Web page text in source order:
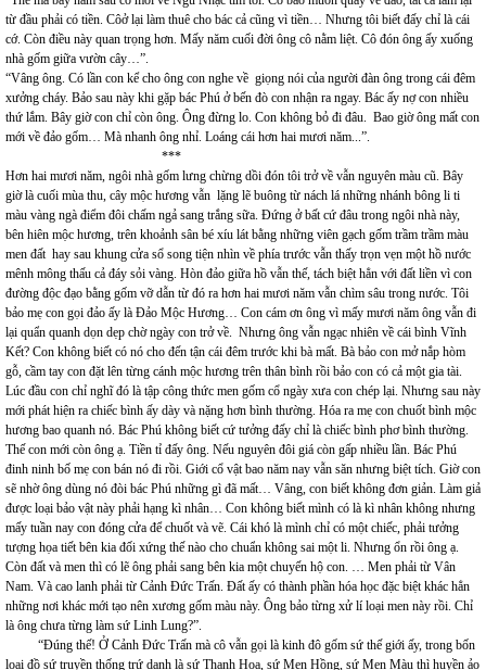
từ đầu phải có tiền. Côở lại làm thuê cho bác cả cũng vì tiền… Nhưng tôi biết đấy chỉ là cái
cớ. Còn điều này quan trọng hơn. Mấy năm cuối đời ông cô nằm liệt. Cô đón ông ấy xuống
nhà gốm giữa vườn cây…”.
“Vâng ông. Có lần con kể cho ông con nghe về giọng nói của người đàn ông trong cái đêm
xưởng cháy. Bảo sau này khi gặp bác Phú ở bến đò con nhận ra ngay. Bác ấy nợ con nhiều
thứ lắm. Bây giờ con chỉ còn ông. Ông đừng lo. Con không bỏ đi đâu. Bao giờ ông mất con
mới về đảo gốm… Mà nhanh ông nhỉ. Loáng cái hơn hai mươi năm...”.
***
Hơn hai mươi năm, ngôi nhà gốm lưng chừng dồi đón tôi trở về vẫn nguyên màu cũ. Bây
giờ là cuối mùa thu, cây mộc hương vẫn lặng lẽ buông từ nách lá những nhánh bông li ti
màu vàng ngà điểm đôi chấm ngả sang trắng sữa. Đứng ở bất cứ đâu trong ngôi nhà này,
bên hiên mộc hương, trên khoảnh sân bé xíu lát bằng những viên gạch gốm trầm trầm màu
men đất hay sau khung cửa sổ song tiện nhìn về phía trước vẫn thấy trọn vẹn một hồ nước
mênh mông thấu cả đáy sỏi vàng. Hòn đảo giữa hồ vẫn thế, tách biệt hẳn với đất liền vì con
đường độc đạo bằng gốm vỡ dẫn từ đó ra hơn hai mươi năm vẫn chìm sâu trong nước. Tôi
bảo mẹ con gọi đảo ấy là Đảo Mộc Hương… Con cám ơn ông vì mấy mươi năm ông vẫn đi
lại quẩn quanh dọn dẹp chờ ngày con trở về. Nhưng ông vẫn ngạc nhiên về cái bình Vĩnh
Kết? Con không biết có nó cho đến tận cái đêm trước khi bà mất. Bà bảo con mở nắp hòm
gỗ, cầm tay con đặt lên từng cánh mộc hương trên thân bình rồi bảo con có cả một gia tài.
Lúc đầu con chỉ nghĩ đó là tập công thức men gốm cổ ngày xưa con chép lại. Nhưng sau này
mới phát hiện ra chiếc bình ấy dày và nặng hơn bình thường. Hóa ra mẹ con chuốt bình mộc
hương bao quanh nó. Bác Phú không biết cứ tưởng đấy chỉ là chiếc bình phơ bình thường.
Thế con mới còn ông ạ. Tiền tỉ đấy ông. Nếu nguyên đôi giá còn gấp nhiều lần. Bác Phú
đinh ninh bố mẹ con bán nó đi rồi. Giới cổ vật bao năm nay vẫn săn nhưng biệt tích. Giờ con
sẽ nhờ ông dùng nó đòi bác Phú những gì đã mất… Vâng, con biết không đơn giản. Làm giả
được loại bảo vật này phải hạng kì nhân… Con không biết mình có là kì nhân không nhưng
mấy tuần nay con đóng cửa để chuốt và vẽ. Cái khó là mình chỉ có một chiếc, phải tưởng
tượng họa tiết bên kia đối xứng thế nào cho chuẩn không sai một li. Nhưng ổn rồi ông ạ.
Còn đất và men thì có lẽ ông phải sang bên kia một chuyến hộ con. … Men phải từ Vân
Nam. Và cao lanh phải từ Cảnh Đức Trấn. Đất ấy có thành phần hóa học đặc biệt khác hẳn
những nơi khác mới tạo nên xương gốm màu này. Ông bảo từng xử lí loại men này rồi. Chỉ
là ông chưa từng làm sứ Linh Lung?”.
“Đúng thế! Ở Cảnh Đức Trấn mà cô vẫn gọi là kinh đô gốm sứ thế giới ấy, trong bốn
loại đồ sứ truyền thống trứ danh là sứ Thanh Hoa, sứ Men Hồng, sứ Men Màu thì huyền ảo